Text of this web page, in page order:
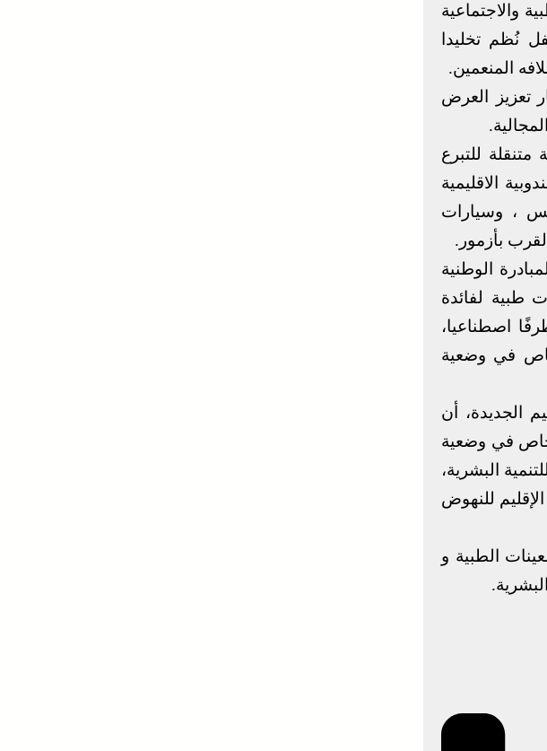
والاجتماعية
نُظم تخليدا
المنعمين.
6 ملايين درهم، في إطار تعزيز العرض
للتبرع
الاقليمية
، وسيارات
بأزمور.
الوطنية
طبية لفائدة
في وضعية إعاقة، موزعة على 11 دراجة كهربائية ثلاثية العجلات، و 38 طرفًا اصطناعيا،
في وضعية
الجديدة، أن
في وضعية
للتنمية البشرية،
للنهوض
الطبية و